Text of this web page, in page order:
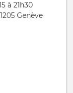
à 21h30
Genève